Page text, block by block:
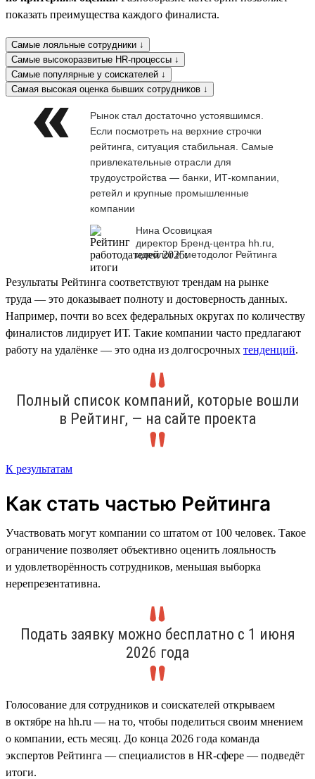
показать преимущества каждого финалиста.
Самые лояльные сотрудники ↓
Самые высокоразвитые HR-процессы ↓
Самые популярные у соискателей ↓
Самая высокая оценка бывших сотрудников ↓
Рынок стал достаточно устоявшимся.
Если посмотреть на верхние строчки
рейтинга, ситуация стабильная. Самые
привлекательные отрасли для
трудоустройства — банки, ИТ-компании,
ретейл и крупные промышленные
компании
Нина Осовицкая
директор Бренд-центра hh.ru,
идеолог и методолог Рейтинга
Результаты Рейтинга соответствуют трендам на рынке
труда — это доказывает полноту и достоверность данных.
Например, почти во всех федеральных округах по количеству
финалистов лидирует ИТ. Такие компании часто предлагают
работу на удалёнке — это одна из долгосрочных тенденций.
Полный список компаний, которые вошли
в Рейтинг, — на сайте проекта
К результатам
Как стать частью Рейтинга
Участвовать могут компании со штатом от 100 человек. Такое
ограничение позволяет объективно оценить лояльность
и удовлетворённость сотрудников, меньшая выборка
нерепрезентативна.
Подать заявку можно бесплатно с 1 июня
2026 года
Голосование для сотрудников и соискателей открываем
в октябре на hh.ru — на то, чтобы поделиться своим мнением
о компании, есть месяц. До конца 2026 года команда
экспертов Рейтинга — специалистов в HR-сфере — подведёт
итоги.